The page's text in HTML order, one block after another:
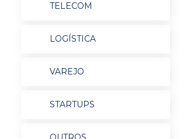
TELECOM
LOGÍSTICA
VAREJO
STARTUPS